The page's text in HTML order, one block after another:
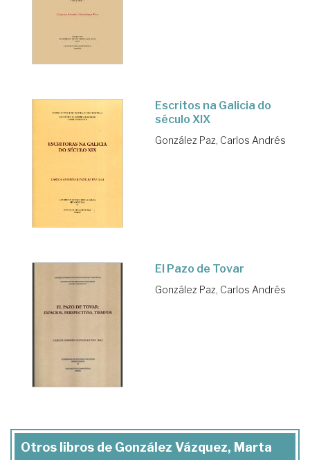
Escritos na Galicia do
século XIX
González Paz, Carlos Andrés
El Pazo de Tovar
González Paz, Carlos Andrés
Otros libros de González Vázquez, Marta